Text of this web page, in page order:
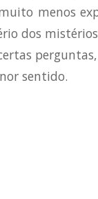
menos
dos
sentido.